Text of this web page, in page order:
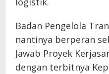
Badan Pengelola
nantinya berperan
Jawab Proyek
dengan terbitnya